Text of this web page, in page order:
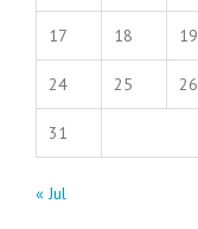
17 18 19
24 25 26
31
« Jul